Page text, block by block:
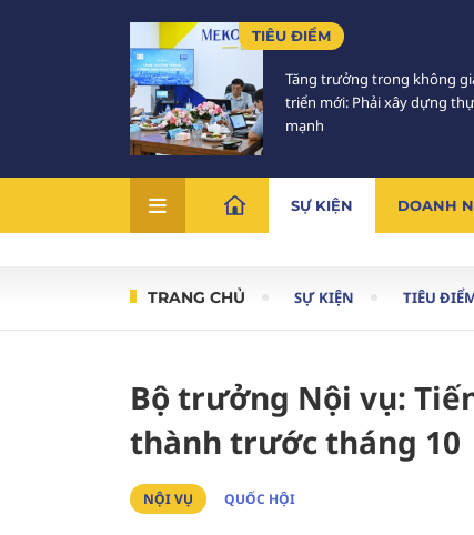
TIÊU ĐIỂM
Tăng trưởng trong không
triển mới: Phải xây dựng
mạnh
SỰ KIỆN DOANH
TRANG CHỦ SỰ KIỆN TIÊU
Bộ trưởng Nội vụ:
thành trước tháng 10
NỘI VỤ QUỐC HỘI